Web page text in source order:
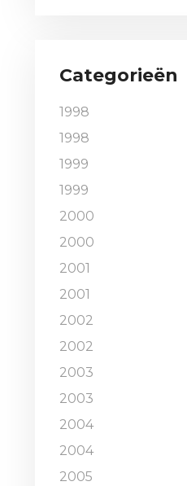
Categorieën
1998
1998
1999
1999
2000
2000
2001
2001
2002
2002
2003
2003
2004
2004
2005